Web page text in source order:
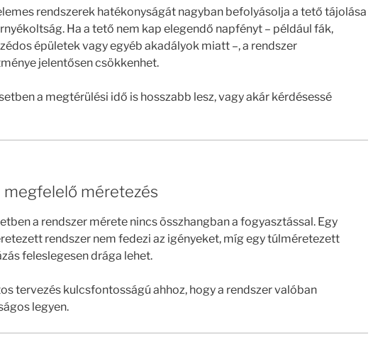
rendszerek hatékonyságát nagyban befolyásolja a tető tájolása
Ha a tető nem kap elegendő napfényt – például fák,
épületek vagy egyéb akadályok miatt –, a rendszer
jelentősen csökkenhet.
a megtérülési idő is hosszabb lesz, vagy akár kérdésessé
megfelelő méretezés
a rendszer mérete nincs összhangban a fogyasztással. Egy
rendszer nem fedezi az igényeket, míg egy túlméretezett
feleslegesen drága lehet.
tervezés kulcsfontosságú ahhoz, hogy a rendszer valóban
legyen.